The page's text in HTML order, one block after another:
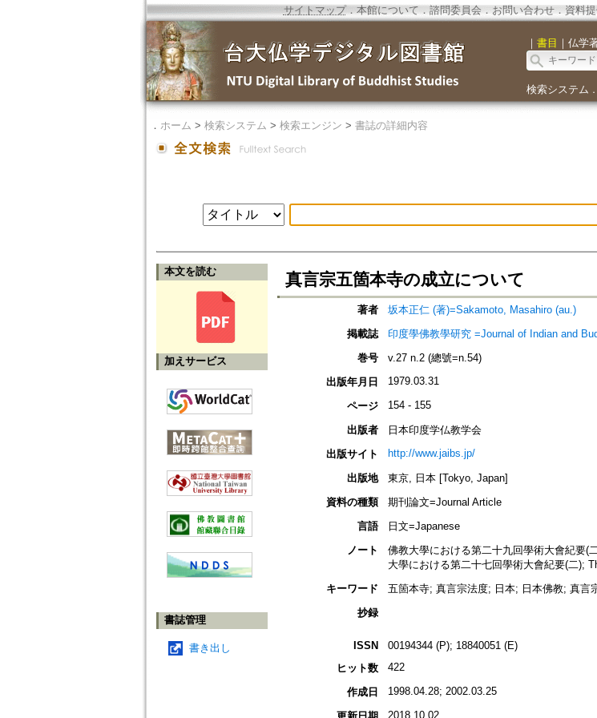
サイトマップ．本館について ． 諮問委員会． お問い合わせ． 資料
｜ 書目 ｜ 仏学
検索システム ．
． ホーム > 検索システム > 検索エンジン > 書誌の詳細内容
本文を読む
加えサービス
書誌管理
書き出し
真言宗五箇本寺の成立について
著者
坂本正仁 (著)=Sakamoto, Masahiro (au.)
掲載誌
印度學佛教學研究 =Journal of Indian and
巻号
v.27 n.2 (總號=n.54)
出版年月日
1979.03.31
ページ 154 - 155
出版者
日本印度学仏教学会
出版サイト
http://www.jaibs.jp/
出版地
東京, 日本 [Tokyo, Japan]
資料の種類
期刊論文=Journal Article
言語
日文=Japanese
ノート
佛教大學における第二十九回學術大會紀要
大學における第二十七回學術大會紀要(二);
キーワード
五箇本寺; 真言宗法度; 日本; 日本佛教; 真言
抄録
ISSN
00194344 (P); 18840051 (E)
ヒット数
422
作成日 1998.04.28; 2002.03.25
2018.10.02